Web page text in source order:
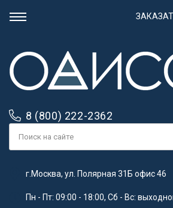
8 (800) 222-2362
г.Москва, ул. Полярная 31Б офис 46
Пн - Пт: 09:00 - 18:00, Сб - Вс: